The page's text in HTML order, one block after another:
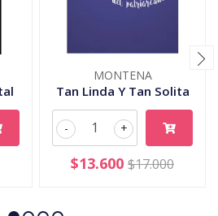
MONTENA
Tan Linda Y Tan Solita
+
-
$13.600 $17.000